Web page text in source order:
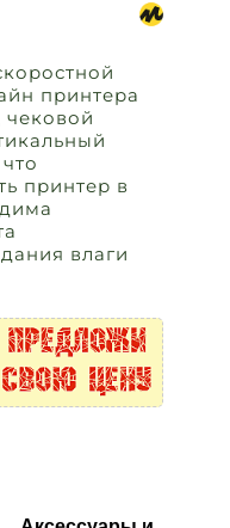
принтера
принтер в
влаги